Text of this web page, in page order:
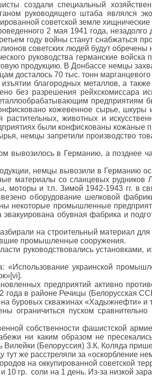
создали специальный
руководящего штаба являлся
советской земле
2 мая 1941 года,
году войны станут снабжаться
советских людей будут обречены
руководства германские
продукцию. В Донбассе немцы
досталось 70 тыс. тонн марганцевого
благородных металлов, а
без разрешения рейхскомиссара
предприятиям
кожевенное сырье,
животных и
были конфискованы кожаные
немцы запретили производство
вывозилось в Германию, а позднее
немцы вывозили в Германию
материалы со сланцевых рудников
моторы и т.п. Зимой 1942-1943 гг. в
оборудование шелковой
некоторые промышленные
обувная фабрика и
на строительный материал
промышленные сооружения.
руководствовались
украинской
предприятий активно
в районе Речицы (Белорусская
буровых скважинах «Хадыжнефти» и
ограничиться пуском
собственности фашистской
ни каким образом не
(Белоруссия) 3.К. Коляда
же расстреляли за «оскорбление
на оккупированной советской
10 гр. соли на 1 день. Из-за низкой